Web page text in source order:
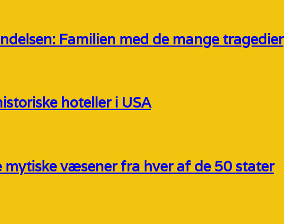
Familien med de mange tragedier
hoteller i USA
mytiske væsener fra hver af de 50 stater